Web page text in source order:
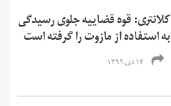
کلانتری: قوه قضاییه جلوی رسیدگی
به استفاده از مازوت را گرفته است
۱۴ دی ۱۳۹۹